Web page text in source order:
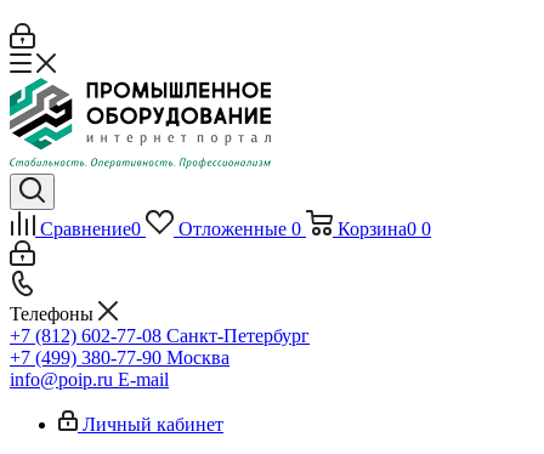
Сравнение0 Отложенные 0 Корзина0 0
Телефоны
+7 (812) 602-77-08 Санкт-Петербург
+7 (499) 380-77-90 Москва
info@poip.ru E-mail
Личный кабинет